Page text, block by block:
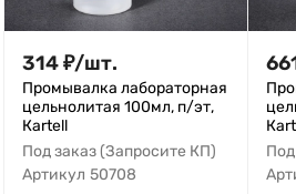
314₽/шт.
Промывалка лабораторная
цельнолитая 100мл, п/эт,
Кartell
Под заказ (Запросите КП)
Артикул 50708